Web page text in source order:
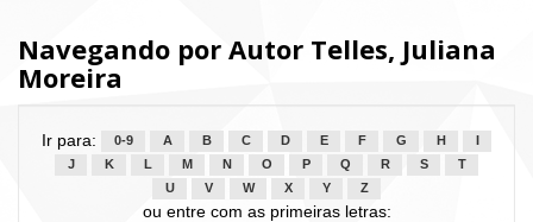
Navegando por Autor Telles, Juliana
Moreira
Ir para: 0-9 A B C D E F G H
J
K L M N O P Q R S
T
U
V W X Y Z
ou entre com as primeiras letras: